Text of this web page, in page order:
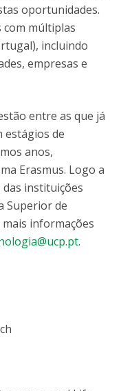
oportunidades.
com múltiplas
incluindo
empresas e
entre as que já
estágios de
anos,
Erasmus. Logo a
instituições
Superior de
informações
.